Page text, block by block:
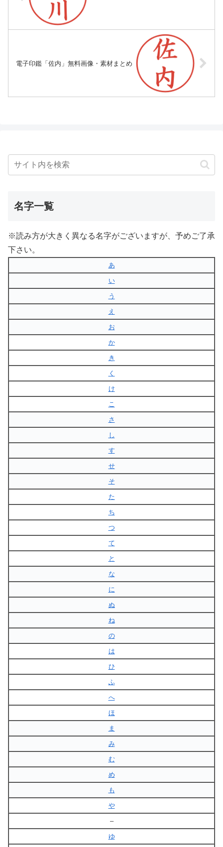
電子印鑑「佐内」無料画像・素材まとめ
名字一覧
※読み方が大きく異なる名字がございますが、予めご了承
下さい。
あ
い
う
え
お
か
き
く
け
こ
さ
し
す
せ
そ
た
ち
つ
て
と
な
に
ぬ
ね
の
は
ひ
ふ
へ
ほ
ま
み
む
め
も
や
–
ゆ